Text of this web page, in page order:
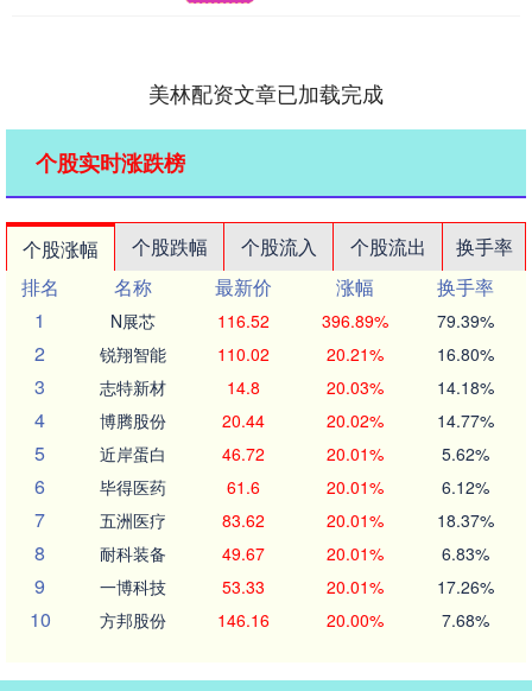
美林配资文章已加载完成
个股实时涨跌榜
个股涨幅 个股跌幅 个股流入 个股流出
换手率
排名
名称 最新价 涨幅
换手率
1
N展芯 116.52 396.89% 79.39%
2 锐翔智能 110.02 20.21% 16.80%
3 志特新材 14.8 20.03% 14.18%
4 博腾股份 20.44 20.02% 14.77%
5 近岸蛋白 46.72 20.01% 5.62%
6 毕得医药 61.6 20.01% 6.12%
7 五洲医疗 83.62 20.01% 18.37%
8 耐科装备 49.67 20.01% 6.83%
9 一博科技 53.33 20.01% 17.26%
10 方邦股份 146.16 20.00% 7.68%